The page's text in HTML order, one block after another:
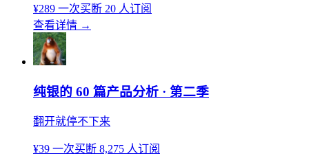
¥289 一次买断 20 人订阅
查看详情 →
纯银的 60 篇产品分析 · 第二季
翻开就停不下来
¥39 一次买断 8,275 人订阅